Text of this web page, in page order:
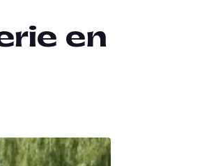
en